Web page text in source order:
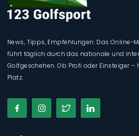
News, Tipps, Empfehlungen: Das Online-
führt täglich durch das nationale und
Golfgeschehen. Ob Profi oder Einsteiger –
Platz.